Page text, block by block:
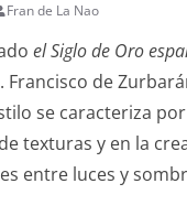
Fran de La Nao
el Siglo de Oro
Francisco de
se caracteriza
texturas y en la
entre luces y